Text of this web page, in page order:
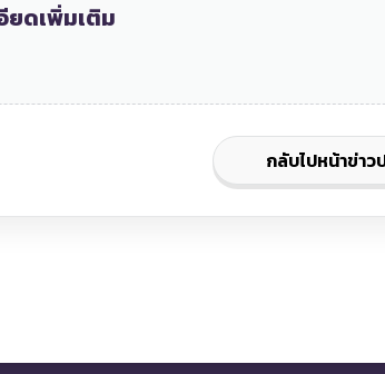
ยดเพิ่มเติม
กลับไปหน้าข่าว